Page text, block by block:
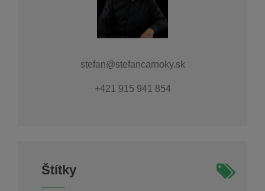
stefan@stefancarnoky.sk
+421 915 941 854
Štítky